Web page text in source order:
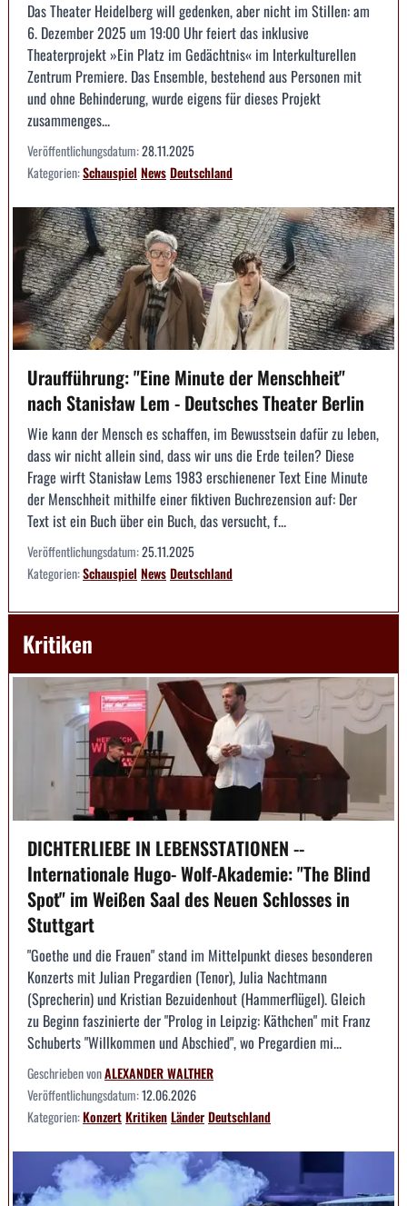
Das Theater Heidelberg will gedenken, aber nicht im Stillen: am
6. Dezember 2025 um 19:00 Uhr feiert das inklusive
Theaterprojekt »Ein Platz im Gedächtnis« im Interkulturellen
Zentrum Premiere. Das Ensemble, bestehend aus Personen mit
und ohne Behinderung, wurde eigens für dieses Projekt
zusammenges...
Veröffentlichungsdatum:28.11.2025
Kategorien:Schauspiel NewsDeutschland
Uraufführung: "Eine Minute der Menschheit"
nach Stanisław Lem - Deutsches Theater Berlin
Wie kann der Mensch es schaffen, im Bewusstsein dafür zu leben,
dass wir nicht allein sind, dass wir uns die Erde teilen? Diese
Frage wirft Stanisław Lems 1983 erschienener Text Eine Minute
der Menschheit mithilfe einer fiktiven Buchrezension auf: Der
Text ist ein Buch über ein Buch, das versucht, f...
Veröffentlichungsdatum:25.11.2025
Kategorien:Schauspiel NewsDeutschland
Kritiken
DICHTERLIEBE IN LEBENSSTATIONEN --
Internationale Hugo- Wolf-Akademie: "The Blind
Spot" im Weißen Saal des Neuen Schlosses in
Stuttgart
"Goethe und die Frauen" stand im Mittelpunkt dieses besonderen
Konzerts mit Julian Pregardien (Tenor), Julia Nachtmann
(Sprecherin) und Kristian Bezuidenhout (Hammerflügel). Gleich
zu Beginn faszinierte der "Prolog in Leipzig: Käthchen" mit Franz
Schuberts "Willkommen und Abschied", wo Pregardien mi...
Geschrieben vonALEXANDER WALTHER
Veröffentlichungsdatum:12.06.2026
Kategorien:KonzertKritikenLänderDeutschland